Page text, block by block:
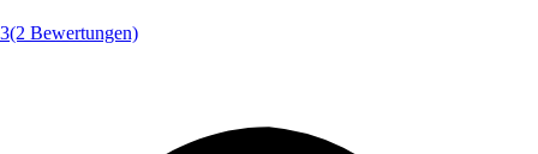
3(2 Bewertungen)